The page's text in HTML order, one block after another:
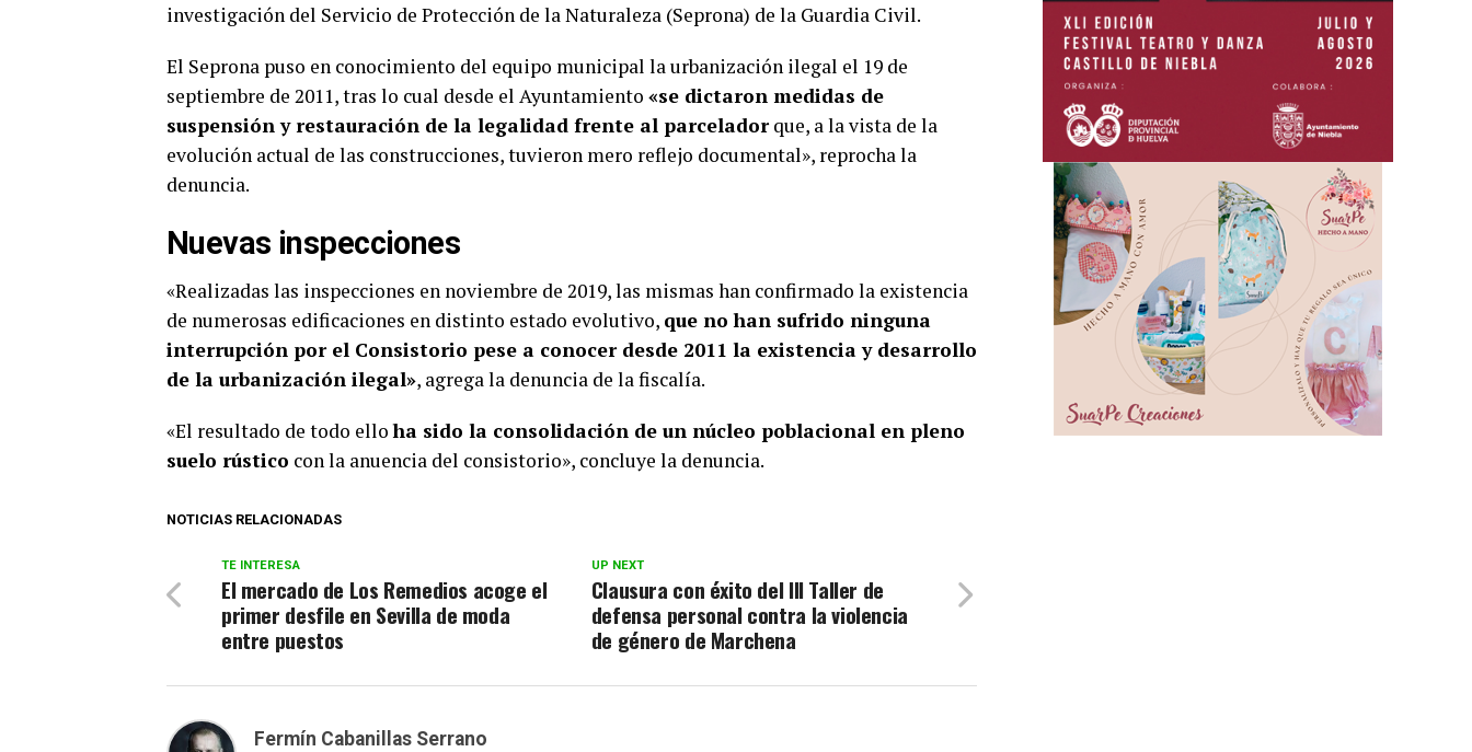
investigación del Servicio de Protección de la Naturaleza (Seprona) de la Guardia Civil.
El Seprona puso en conocimiento del equipo municipal la urbanización ilegal el 19 de
septiembre de 2011, tras lo cual desde el Ayuntamiento «se dictaron medidas de
suspensión y restauración de la legalidad frente al parceladorque, a la vista de la
evolución actual de las construcciones, tuvieron mero reflejo documental», reprocha la
denuncia.
Nuevas inspecciones
«Realizadas las inspecciones en noviembre de 2019, las mismas han confirmado la existencia
de numerosas edificaciones en distinto estado evolutivo, que no han sufrido ninguna
interrupción por el Consistorio pese a conocer desde 2011 la existencia y desarrollo
de la urbanización ilegal», agrega la denuncia de la fiscalía.
«El resultado de todo elloha sido la consolidación de un núcleo poblacional en pleno
suelo rústico con la anuencia del consistorio», concluye la denuncia.
NOTICIAS RELACIONADAS
UP NEXT
Clausura con éxito del III Taller de
defensa personal contra la violencia
de género de Marchena
TE INTERESA
El mercado de Los Remedios acoge el
primer desfile en Sevilla de moda
entre puestos
Fermín Cabanillas Serrano